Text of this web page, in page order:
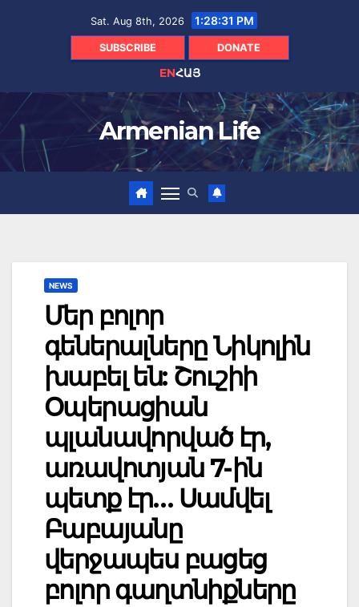
Sat. Aug 8th, 2026 1:28:32 PM
SUBSCRIBE DONATE
ENՀԱՅ
Armenian Life
NEWS
Մեր բոլոր
գեներալները Նիկոլին
խաբել են: Շուշիի
Օպերացիան
պլանավորված էր,
առավոտյան 7-ին
պետք էր… Սամվել
Բաբայանը
վերջապես բացեց
բոլոր գաղտնիքները